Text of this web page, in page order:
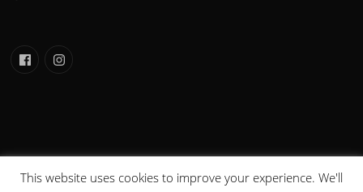
NOA©2020 . Tüm Hakları Saklıdır. Bu sitede yer alan
This website uses cookies to improve your experience. We'll